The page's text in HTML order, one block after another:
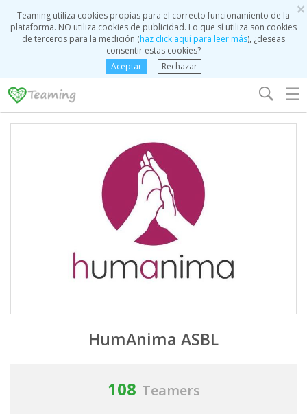
×
Teaming utiliza cookies propias para el correcto funcionamiento de la
plataforma. NO utiliza cookies de publicidad. Lo que sí utiliza son cookies
de terceros para la medición (haz click aquí para leer más), ¿deseas
consentir estas cookies?
Aceptar
Rechazar
☰
HumAnima ASBL
108 Teamers